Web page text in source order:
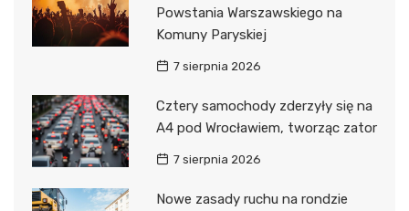
Powstania Warszawskiego na
Komuny Paryskiej
7 sierpnia 2026
Cztery samochody zderzyły się na
A4 pod Wrocławiem, tworząc zator
7 sierpnia 2026
Nowe zasady ruchu na rondzie